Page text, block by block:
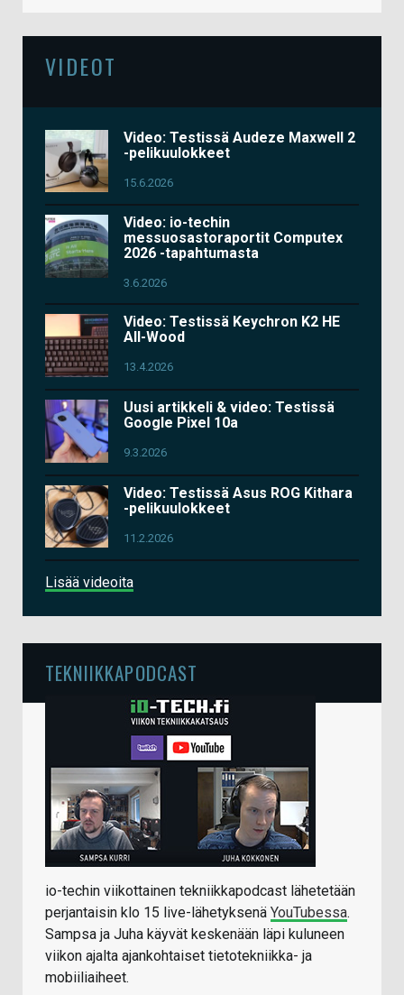
VIDEOT
Video: Testissä Audeze Maxwell 2
-pelikuulokkeet
15.6.2026
Video: io-techin
messuosastoraportit Computex
2026 -tapahtumasta
3.6.2026
Video: Testissä Keychron K2 HE
All-Wood
13.4.2026
Uusi artikkeli & video: Testissä
Google Pixel 10a
9.3.2026
Video: Testissä Asus ROG Kithara
-pelikuulokkeet
11.2.2026
Lisää videoita
TEKNIIKKAPODCAST
io-techin viikottainen tekniikkapodcast lähetetään
perjantaisin klo 15 live-lähetyksenä YouTubessa.
Sampsa ja Juha käyvät keskenään läpi kuluneen
viikon ajalta ajankohtaiset tietotekniikka- ja
mobiiliaiheet.